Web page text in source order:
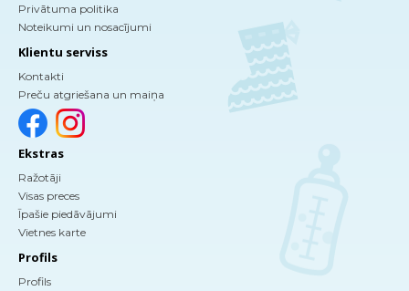
Privātuma politika
Noteikumi un nosacījumi
Klientu serviss
Kontakti
Preču atgriešana un maiņa
Ekstras
Ražotāji
Visas preces
Īpašie piedāvājumi
Vietnes karte
Profils
Profils